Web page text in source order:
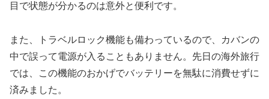
目で状態が分かるのは意外と便利です。
また、トラベルロック機能も備わっているので、カバンの
中で誤って電源が入ることもありません。先日の海外旅行
では、この機能のおかげでバッテリーを無駄に消費せずに
済みました。